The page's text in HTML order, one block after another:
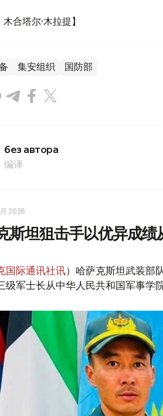
木合塔尔·木拉提】
集安组织 国防部
без автора
编译
2026
斯坦狙击手以优异成绩
国际通讯社讯）哈萨克斯坦武装部
级军士长从中华人民共和国军事学